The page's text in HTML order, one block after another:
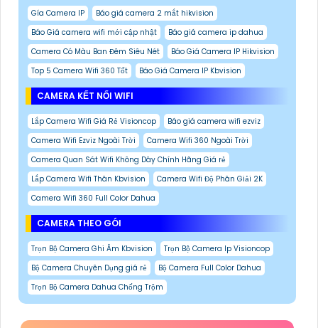
Gía Camera IP
Báo giá camera 2 mắt hikvision
Báo Giá camera wifi mới cập nhật
Báo giá camera ip dahua
Camera Có Màu Ban Đêm Siêu Nét
Báo Giá Camera IP Hikvision
Top 5 Camera Wifi 360 Tốt
Báo Giá Camera IP Kbvision
CAMERA KẾT NỐI WIFI
Lắp Camera Wifi Giá Rẻ Visioncop
Báo giá camera wifi ezviz
Camera Wifi Ezviz Ngoài Trời
Camera Wifi 360 Ngoài Trời
Camera Quan Sát Wifi Không Dây Chính Hãng Giá rẻ
Lắp Camera Wifi Thân Kbvision
Camera Wifi Độ Phân Giải 2K
Camera Wifi 360 Full Color Dahua
CAMERA THEO GÓI
Trọn Bộ Camera Ghi Âm Kbvision
Trọn Bộ Camera Ip Visioncop
Bộ Camera Chuyên Dụng giá rẻ
Bộ Camera Full Color Dahua
Trọn Bộ Camera Dahua Chống Trộm